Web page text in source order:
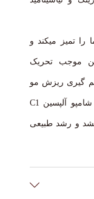
تمیز میکند و
موجب تحریک
گیری ریزش مو
ها را کنترل می کند. استفاده روزانه از شامپو آلپسین C1
و رشد طبیعی